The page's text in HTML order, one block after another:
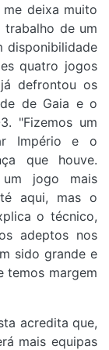
deixa muito
de um
disponibilidade
quatro jogos
defrontou os
de Gaia e o
"Fizemos um
Império e o
que houve.
jogo mais
aqui, mas o
o técnico,
adeptos nos
sido grande e
temos margem
acredita que,
mais equipas